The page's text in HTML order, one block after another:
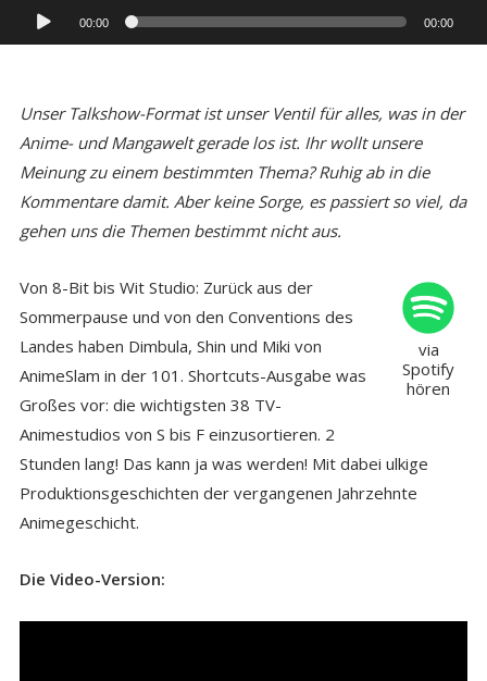
Audio-
Player
00:00 00:00
Unser Talkshow-Format ist unser Ventil für alles, was in der
Anime- und Mangawelt gerade los ist. Ihr wollt unsere
Meinung zu einem bestimmten Thema? Ruhig ab in die
Kommentare damit. Aber keine Sorge, es passiert so viel, da
gehen uns die Themen bestimmt nicht aus.
via
Spotify
hören
Von 8-Bit bis Wit Studio: Zurück aus der
Sommerpause und von den Conventions des
Landes haben Dimbula, Shin und Miki von
AnimeSlam in der 101. Shortcuts-Ausgabe was
Großes vor: die wichtigsten 38 TV-
Animestudios von S bis F einzusortieren. 2
Stunden lang! Das kann ja was werden! Mit dabei ulkige
Produktionsgeschichten der vergangenen Jahrzehnte
Animegeschicht.
Die Video-Version: